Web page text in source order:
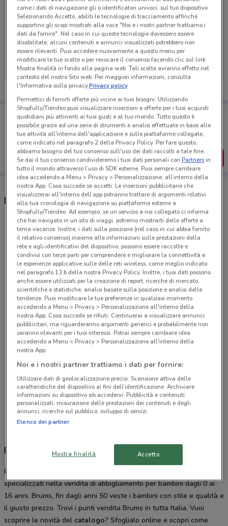
Ci dispiace, al momento non abbiamo pubblicato
volantini nella tua zona. Riprova più tardi.
Porta DoveConviene sempre con te!
Puoi trovare le migliori offerte dei negozi vicino a te,
salvarle e creare la tua lista del risparmio, comodamente
dal tuo cellulare.
SCARICA L’APP
Negozi Brums a Bagheria
Viale Europa, 540 Misilmeri
7.7 km
APERTO
Via Libertà, 97/99 Palermo
15.2 km
APERTO
Via Nunzio Morello, 20/M-L Palermo
15.4 km
APERTO
Via Nunzio Morello, 20/M-L Palermo
15.5 km
Via M. di Roccaforte,96 Palermo
15.7 km
Tutti i negozi Brums
Brums, offerte e negozi
Brums
specializzati nella vendita di abbigliamento per bambini dagli 0 ai
16 anni. Brums, fin dagli anni 50 veste i bambini con stile e qualità e
il giusto prezzo. Trovi i punti vendita Brums in tutta Italia. Vuoi
scoprire le novità del catalogo? Sfoglialo online e scopri come
come i dati di navigazione gli o identificatori univoci, sul tuo dispositivo.
Selezionando Accetto, abiliti le tecnologie di tracciamento affinché
supportino gli scopi mostrati alla voce "Noi e i nostri partner trattiamo i
dati da fornire". Nel caso in cui queste tecnologie dovessero essere
disabilitate, alcuni contenuti e annunci visualizzati potrebbero non
essere rilevanti. Puoi accedere nuovamente a questo menu per
modificare le tue scelte o per revocare il consenso facendo clic sul link
Mostra finalità in fondo alla pagina web. Tali scelte avranno effetto nel
contesto del nostro Sito web. Per maggiori informazioni, consulta
l'Informativa sulla privacy.Privacy policy
Permettici di fornirti offerte più vicine ai tuoi bisogni: Utilizzando
Shopfully/Tiendeo puoi visualizzare inserzioni e offerte per i tuoi acquisti
quotidiani più attinenti ai tuoi gusti e al tuo mondo. Tutto questo è
possibile grazie ad una serie di strumenti e analisi effettuate in base alle
tue attività all'interno dell'applicazione e sulle piattaforme collegate,
come indicato nel paragrafo 2 della Privacy Policy. Per fare questo,
abbiamo bisogno del tuo consenso sull'uso dei dati raccolti a tale fine.
Se dai il tuo consenso condivideremo i tuoi dati personali conPartnersin
tutto il mondo attraverso l’uso di SDK esterne. Puoi sempre cambiare
idea accedendo a Menu > Privacy > Personalizzazione, all’interno della
nostra App. Cosa succede se accetti: Le inserzioni pubblicitarie che
visualizzerai all'interno dell’app potranno trattare di argomenti relativi
alla tua cronologia di navigazione su piattaforme esterne a
Shopfully/Tiendeo. Ad esempio, se un servizio a noi collegato ci informa
che hai navigato in un sito di viaggi, potremo mostrarti delle offerte a
tema vacanze. Inoltre, i dati sulla posizione (nel caso in cui abbia fornito
il relativo consenso) insieme alle informazioni sulle prestazioni della
rete e agli identificativi del dispositivo, possono essere raccolte e
condivisi con terze parti per comprendere e migliorare la connettività e
le esperienze applicative sulle delle reti wireless, come meglio indicato
nel paragrafo 13.b della nostra Privacy Policy. Inoltre, i tuoi dati possono
anche essere utilizzati per la creazione di report, ricerche di mercato,
scientifiche e statistiche, analisi basate sulla posizione e analisi delle
tendenze. Puoi modificare le tue preferenze in qualsiasi momento
accedendo a Menu > Privacy > Personalizzazione all'interno della
nostra App. Cosa succede se rifiuti: Continuerai a visualizzare annunci
pubblicitari, ma riguarderanno argomenti generici e probabilmente non
saranno rilevanti per i tuoi interessi. Potrai sempre cambiare idea
accedendo a Menu > Privacy > Personalizzazione all'interno della
nostra App.
Noi e i nostri partner trattiamo i dati per fornire:
Utilizzare dati di geolocalizzazione precisi. Scansione attiva delle
caratteristiche del dispositivo ai fini dell’identificazione. Archiviare
informazioni su dispositivo e/o accedervi. Pubblicità e contenuti
personalizzati, misurazione delle prestazioni dei contenuti e degli
annunci, ricerche sul pubblico, sviluppo di servizi.
Elenco dei partner
Mostra finalità Accetto